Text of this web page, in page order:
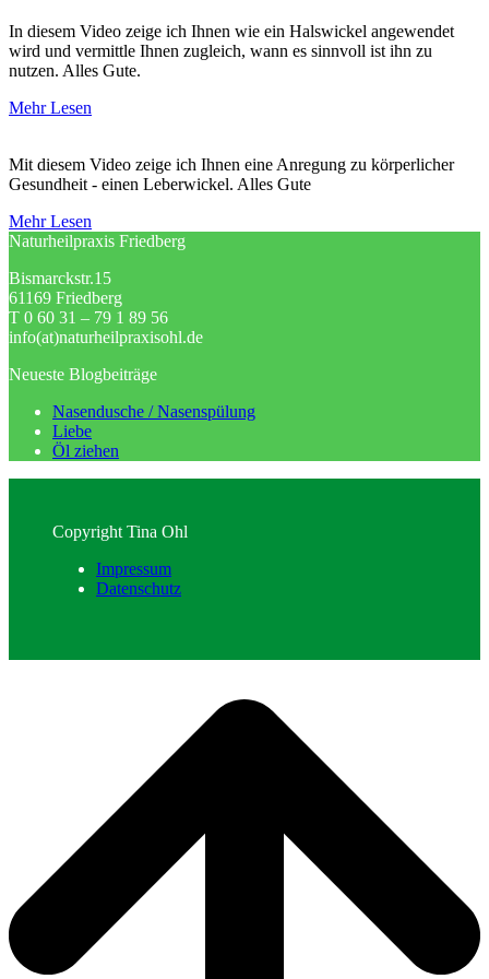
In diesem Video zeige ich Ihnen wie ein Halswickel angewendet
wird und vermittle Ihnen zugleich, wann es sinnvoll ist ihn zu
nutzen. Alles Gute.
Mehr Lesen
Mit diesem Video zeige ich Ihnen eine Anregung zu körperlicher
Gesundheit - einen Leberwickel. Alles Gute
Mehr Lesen
Naturheilpraxis Friedberg
Bismarckstr.15
61169 Friedberg
T 0 60 31 – 79 1 89 56
info(at)naturheilpraxisohl.de
Neueste Blogbeiträge
Nasendusche / Nasenspülung
Liebe
Öl ziehen
Copyright Tina Ohl
Impressum
Datenschutz